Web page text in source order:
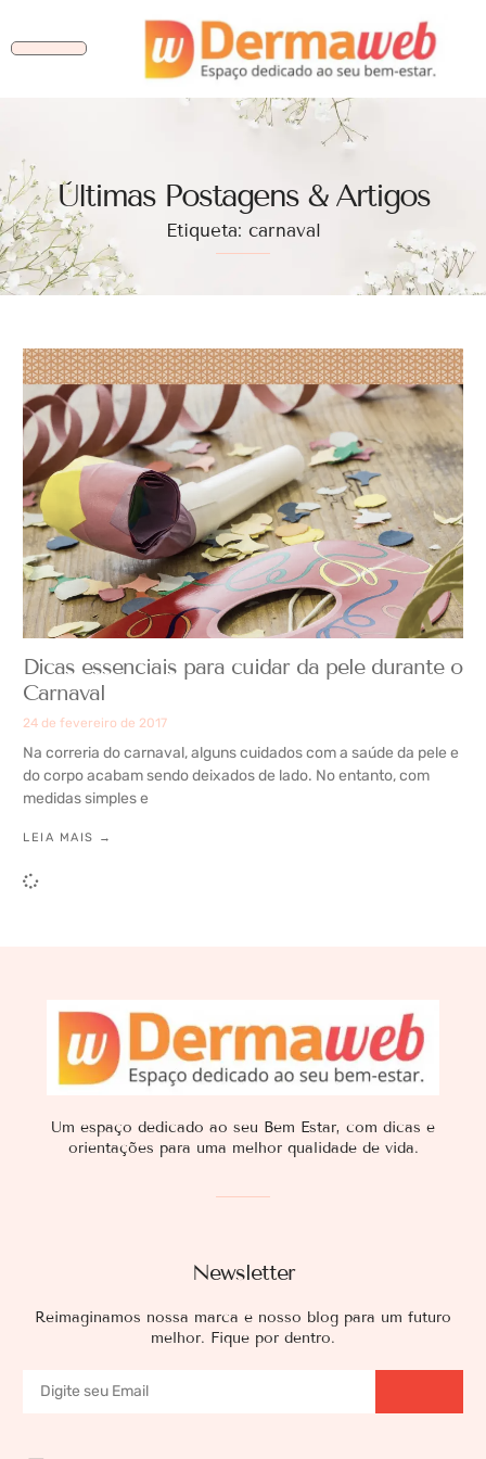
Ùltimas Postagens & Artigos
Etiqueta: carnaval
Dicas essenciais para cuidar da pele durante o
Carnaval
24 de fevereiro de 2017
Na correria do carnaval, alguns cuidados com a saúde da pele e
do corpo acabam sendo deixados de lado. No entanto, com
medidas simples e
LEIA MAIS →
Newsletter
Reimaginamos nossa marca e nosso blog para um futuro
melhor. Fique por dentro.
Um espaço dedicado ao seu Bem Estar, com dicas e
orientações para uma melhor qualidade de vida.